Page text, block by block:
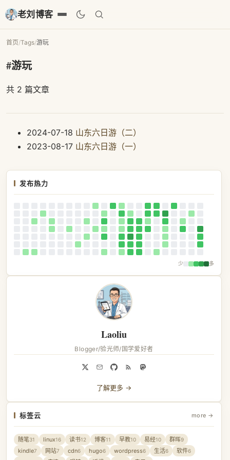
老刘博客
首页/Tags/游玩
#游玩
共 2 篇文章
2024-07-18 山东六日游（二）
2023-08-17 山东六日游（一）
发布热力
少 多
Laoliu
Blogger/验光师/国学爱好者
了解更多 →
标签云 more →
随笔31 linux16 读书12 博客11 早教10 易经10 群晖9
kindle7 网站7 cdn6 hugo6 wordpress6 生活6 软件6